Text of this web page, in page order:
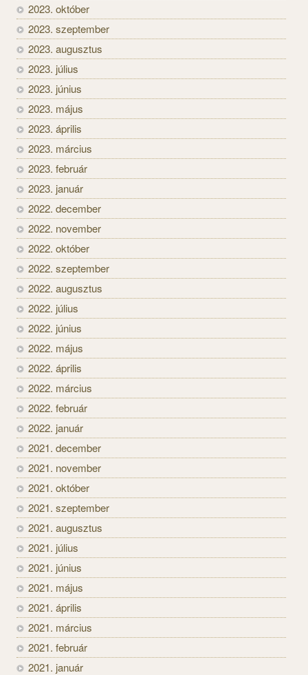
2023. október
2023. szeptember
2023. augusztus
2023. július
2023. június
2023. május
2023. április
2023. március
2023. február
2023. január
2022. december
2022. november
2022. október
2022. szeptember
2022. augusztus
2022. július
2022. június
2022. május
2022. április
2022. március
2022. február
2022. január
2021. december
2021. november
2021. október
2021. szeptember
2021. augusztus
2021. július
2021. június
2021. május
2021. április
2021. március
2021. február
2021. január